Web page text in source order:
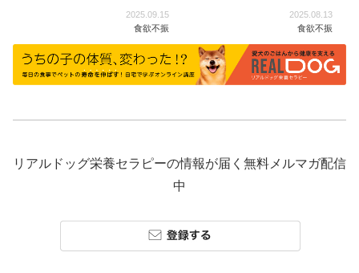
2025.09.15
食欲不振
2025.08.13
食欲不振
リアルドッグ栄養セラピーの情報が届く無料メルマガ配信
中